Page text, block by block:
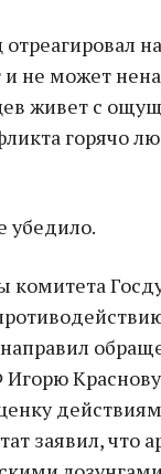
на
и не может
живет с
горячо
убедило.
комитета
заявил, что